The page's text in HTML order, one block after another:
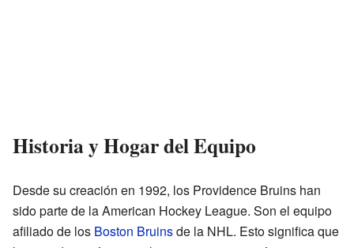
Historia y Hogar del Equipo
Desde su creación en 1992, los Providence Bruins han
sido parte de la American Hockey League. Son el equipo
afiliado de los Boston Bruinsde la NHL. Esto significa que